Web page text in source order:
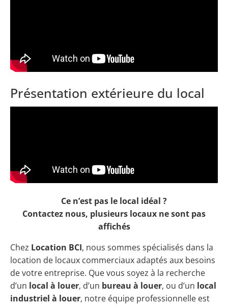
Présentation extérieure du local
Ce n’est pas le local idéal ?
Contactez nous, plusieurs locaux ne sont pas
affichés
Chez Location BCI, nous sommes spécialisés dans la
location de locaux commerciaux adaptés aux besoins
de votre entreprise. Que vous soyez à la recherche
d’un local à louer, d’un bureau à louer, ou d’un local
industriel à louer, notre équipe professionnelle est